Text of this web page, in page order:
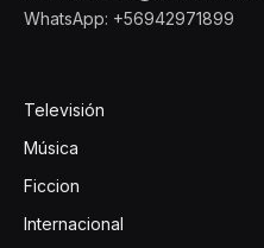
WhatsApp: +56942971899
Televisión
Música
Ficcion
Internacional